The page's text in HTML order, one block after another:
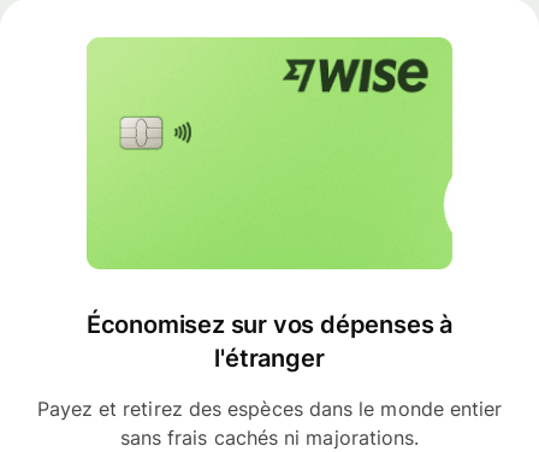
Économisez sur vos dépenses à
l'étranger
Payez et retirez des espèces dans le monde entier
sans frais cachés ni majorations.